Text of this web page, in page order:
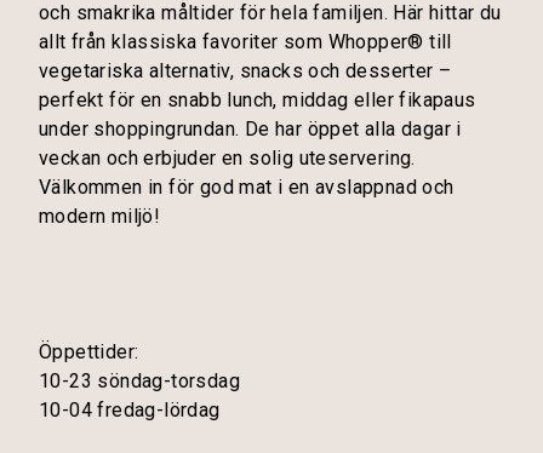
och smakrika måltider för hela familjen. Här hittar du
allt från klassiska favoriter som Whopper® till
vegetariska alternativ, snacks och desserter –
perfekt för en snabb lunch, middag eller fikapaus
under shoppingrundan. De har öppet alla dagar i
veckan och erbjuder en solig uteservering.
Välkommen in för god mat i en avslappnad och
modern miljö!
Öppettider:
10-23 söndag-torsdag
10-04 fredag-lördag